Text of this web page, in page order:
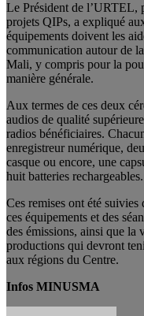
Le Président de l’URTEL,
projets QIPs, a expliqué
équipements doivent les
communication autour de
Mali, y compris pour la
manière générale.
Aux termes de ces deux
audios de qualité
radios bénéficiaires.
enregistreur numérique,
casque ou encore, une
huit batteries rechargeables.
Ces remises ont été
ces équipements et des
des émissions, ainsi que la
productions qui devront
aux régions du Centre.
Infos MINUSMA